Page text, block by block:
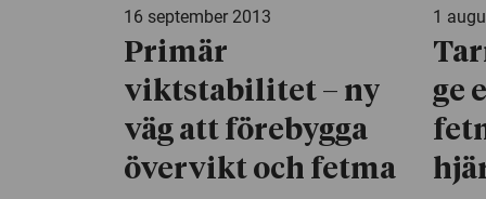
16 september 2013
Primär
viktstabilitet – ny
väg att förebygga
övervikt och fetma
1
ge